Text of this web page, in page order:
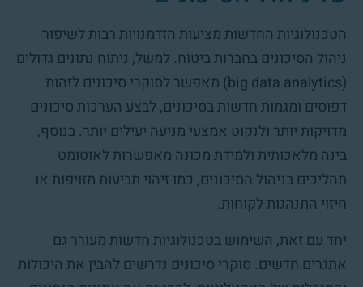
הטכנולוגיות החדשות מציעות הזדמנויות רבות לשיפור
ניהול הסיכונים בחברות ביטוח. למשל, ניתוח נתונים גדולים
(big data analytics) מאפשר לסוקרי סיכונים לזהות
דפוסים ומגמות חדשות בסיכונים, לבצע הערכות סיכונים
מדויקות יותר ולנקוט אמצעי מניעה יעילים יותר. בנוסף,
בינה מלאכותית ולמידת מכונה מאפשרות לאוטומט
תהליכים בניהול הסיכונים, כמו זיהוי תביעות מזויפות או
חיזוי התנהגות לקוחות.
יחד עם זאת, השימוש בטכנולוגיות חדשות מעורר גם
אתגרים חדשים. סוקרי סיכונים נדרשים להבין את היכולות